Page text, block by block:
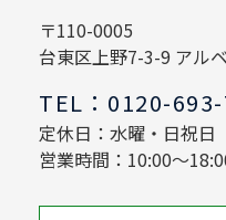
〒110-0005
台東区上野7-3-9 アル
TEL：0120-
定休日：水曜・日祝日
営業時間：10:00～